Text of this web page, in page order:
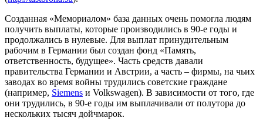
Созданная «Мемориалом» база данных очень помогла людям
получить выплаты, которые производились в 90-е годы и
продолжались в нулевые. Для выплат принудительным
рабочим в Германии был создан фонд «Память,
ответственность, будущее». Часть средств давали
правительства Германии и Австрии, а часть – фирмы, на чьих
заводах во время войны трудились советские граждане
(например, Siemens и Volkswagen). В зависимости от того, где
они трудились, в 90-е годы им выплачивали от полутора до
нескольких тысяч дойчмарок.